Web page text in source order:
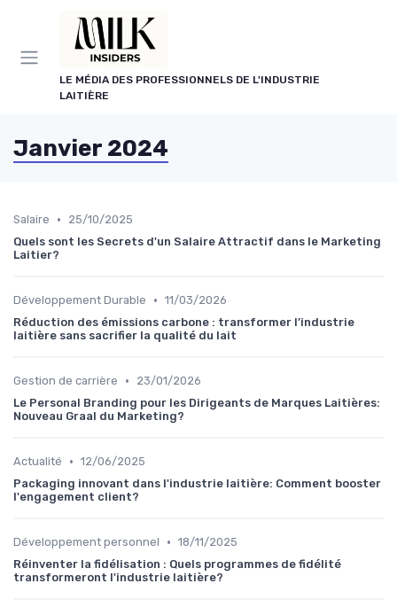
LE MÉDIA DES PROFESSIONNELS DE L'INDUSTRIE
LAITIÈRE
Janvier 2024
Salaire •
25/10/2025
Quels sont les Secrets d'un Salaire Attractif dans le Marketing
Laitier?
Développement Durable • 11/03/2026
Réduction des émissions carbone : transformer l’industrie
laitière sans sacrifier la qualité du lait
Gestion de carrière •
23/01/2026
Le Personal Branding pour les Dirigeants de Marques Laitières:
Nouveau Graal du Marketing?
Actualité • 12/06/2025
Packaging innovant dans l'industrie laitière: Comment booster
l'engagement client?
Développement personnel • 18/11/2025
Réinventer la fidélisation : Quels programmes de fidélité
transformeront l'industrie laitière?